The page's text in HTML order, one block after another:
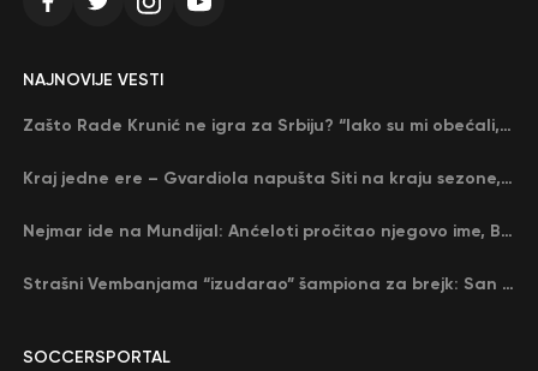
SOCCERSPORTAL
NAJNOVIJE VESTI
Zašto Rade Krunić ne igra za Srbiju? “Iako su mi obećali, niko me nije zvao…”
Kraj jedne ere – Gvardiola napušta Siti na kraju sezone, menja ga njegov nekadašnji rival
Nejmar ide na Mundijal: Anćeloti pročitao njegovo ime, Brazil u delirijumu (VIDEO)
Strašni Vembanjama “izudarao” šampiona za brejk: San Antonio poveo protiv Oklahome